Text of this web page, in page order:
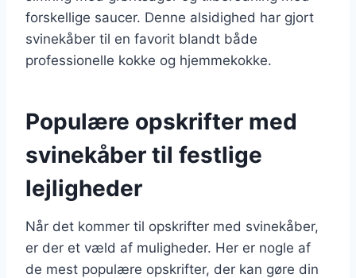
forskellige saucer. Denne alsidighed har gjort
svinekåber til en favorit blandt både
professionelle kokke og hjemmekokke.
Populære opskrifter med
svinekåber til festlige
lejligheder
Når det kommer til opskrifter med svinekåber,
er der et væld af muligheder. Her er nogle af
de mest populære opskrifter, der kan gøre din